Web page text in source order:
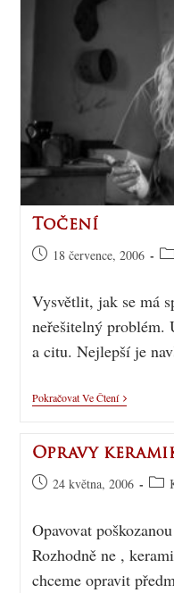
Točení
18 července, 2006
Vysvětlit, jak se má
neřešitelný
a citu. Nejlepší je
Pokračovat Ve Čtení
Opravy
24 května, 2006
Opavovat
Rozhodně ne ,
chceme opravit